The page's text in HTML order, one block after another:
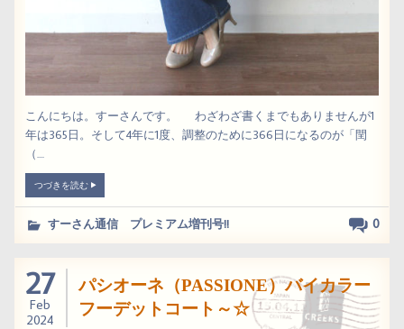
こんにちは。すーさんです。 わざわざ書くまでもありませんが1
年は365日。そして4年に1度、調整のために366日になるのが「閏
（....
つづきを読む
0
すーさん通信 プレミアム増刊号!!
27
Feb
2024
パシオーネ（PASSIONE）バイカラー
フーデットコート～☆